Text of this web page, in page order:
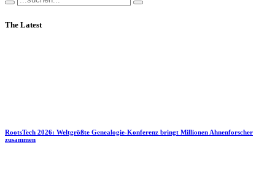
The Latest
RootsTech 2026: Weltgrößte Genealogie-Konferenz bringt Millionen Ahnenforscher
zusammen